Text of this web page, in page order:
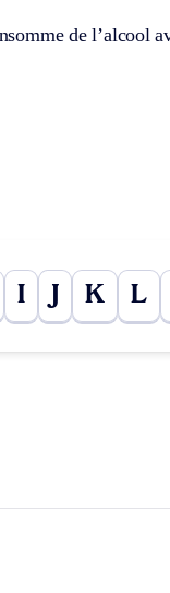
de l’alcool
I K L